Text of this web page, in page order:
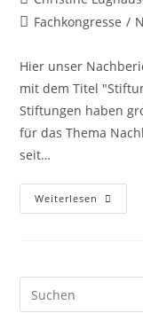
Fachkongresse /
Hier unser
mit dem Titel
Stiftungen haben
für das Thema
seit…
Weiterlesen